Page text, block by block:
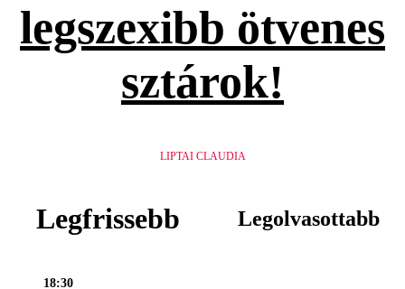
legszexibb ötvenes
sztárok!
LIPTAI CLAUDIA
Legfrissebb Legolvasottabb
18:30